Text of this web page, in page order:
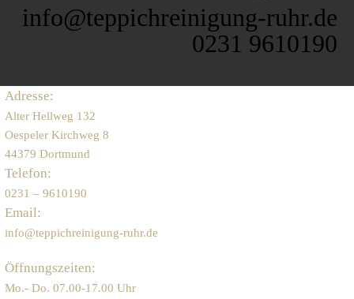
info@teppichreinigung-ruhr.de
0231 9610190
Adresse:
Alter Hellweg 132
Oespeler Kirchweg 8
44379 Dortmund
Telefon:
0231 – 9610190
Email:
info@teppichreinigung-ruhr.de
Öffnungszeiten:
Mo.- Do. 07.00-17.00 Uhr